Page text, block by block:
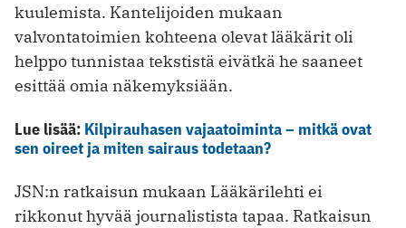
kuulemista. Kantelijoiden mukaan
valvontatoimien kohteena olevat lääkärit oli
helppo tunnistaa tekstistä eivätkä he saaneet
esittää omia näkemyksiään.
Lue lisää: Kilpirauhasen vajaatoiminta – mitkä ovat
sen oireet ja miten sairaus todetaan?
JSN:n ratkaisun mukaan Lääkärilehti ei
rikkonut hyvää journalistista tapaa. Ratkaisun